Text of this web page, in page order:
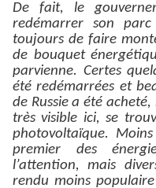
De fait, le
redémarrer son
toujours de faire
de bouquet
parvienne. Certes
été redémarrées et
de Russie a été
très visible ici, se
photovoltaïque.
premier des
l’attention, mais
rendu moins